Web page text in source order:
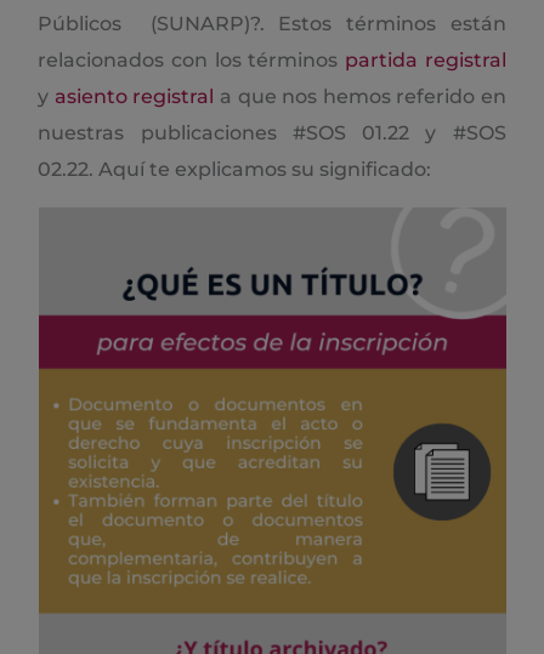
Públicos (SUNARP)?. Estos términos están
relacionados con los términos partida registral
y asiento registral a que nos hemos referido en
nuestras publicaciones #SOS 01.22 y #SOS
02.22. Aquí te explicamos su significado: